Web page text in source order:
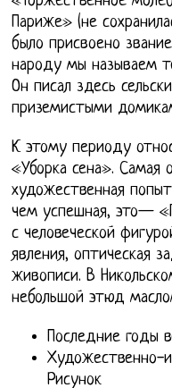
Париже» (не
было присвоено
народу мы называем
Он писал здесь
приземистыми
К этому периоду
«Уборка сена». Самая
художественная
чем успешная, это—
с человеческой
явления, оптическая
живописи. В
небольшой этюд
Последние годы
Художественно-
Рисунок